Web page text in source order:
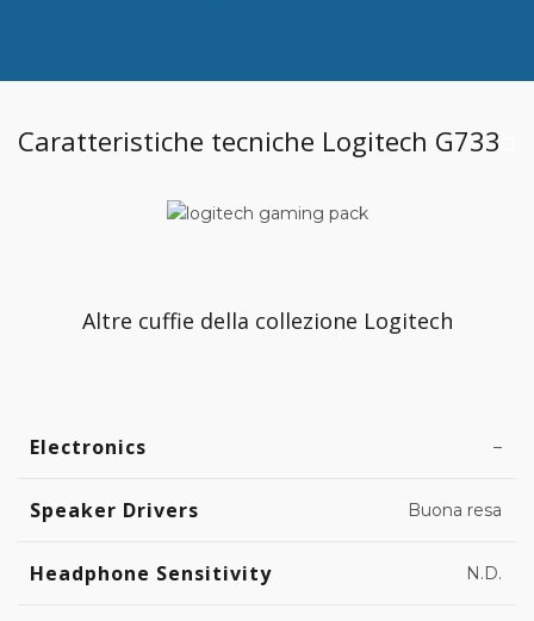
Caratteristiche tecniche Logitech G733
Altre cuffie della collezione Logitech
Electronics –
Speaker Drivers Buona resa
Headphone Sensitivity N.D.